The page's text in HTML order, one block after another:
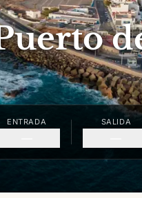
ENTRADA SALIDA